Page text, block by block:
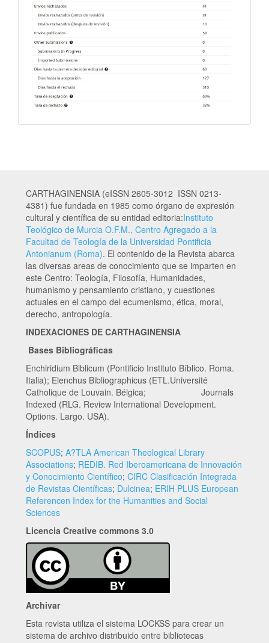
CARTHAGINENSIA (eISSN 2605-3012 ISSN 0213-
4381) fue fundada en 1985 como órgano de expresión
cultural y científica de su entidad editoria:Instituto
Teológico de Murcia O.F.M., Centro Agregado a la
Facultad de Teología de la Universidad Pontificia
Antonianum (Roma). El contenido de la Revista abarca
las diversas areas de conocimiento que se imparten en
este Centro: Teología, Filosofía, Humanidades,
humanismo y pensamiento cristiano, y cuestiones
actuales en el campo del ecumenismo, ética, moral,
derecho, antropología.
INDEXACIONES DE CARTHAGINENSIA
Bases Bibliográficas
Enchiridium Biblicum (Pontificio Instituto Bíblico. Roma.
Italia); Elenchus Bibliographicus (ETL.Université
Catholique de Louvain. Bélgica; Journals
Indexed (RLG. Review International Development.
Options. Largo. USA).
Índices
SCOPUS; A?TLA American Theological Library
Associations; REDIB. Red Iberoamericana de Innovación
y Conocimiento Científico; CIRC Clasificación Integrada
de Revistas Científicas; Dulcinea; ERIH PLUS European
Referencen Index for the Humanities and Social
Sciences
Licencia Creative commons 3.0
Archivar
Esta revista utiliza el sistema LOCKSS para crear un
sistema de archivo distribuido entre bibliotecas